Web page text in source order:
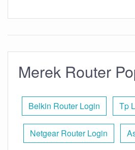
Merek Router
Belkin Router Login Tp
Netgear Router Login